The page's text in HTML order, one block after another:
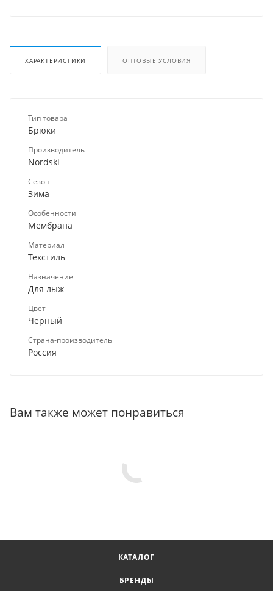
ХАРАКТЕРИСТИКИ ОПТОВЫЕ УСЛОВИЯ
Тип товара
Брюки
Производитель
Nordski
Сезон
Зима
Особенности
Мембрана
Материал
Текстиль
Назначение
Для лыж
Цвет
Черный
Страна-производитель
Россия
Вам также может понравиться
КАТАЛОГ
БРЕНДЫ